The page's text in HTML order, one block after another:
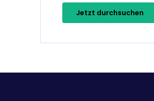
Jetzt durchsuchen